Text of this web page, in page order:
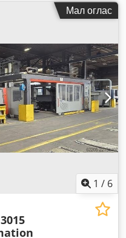
Мал оглас
1 / 6